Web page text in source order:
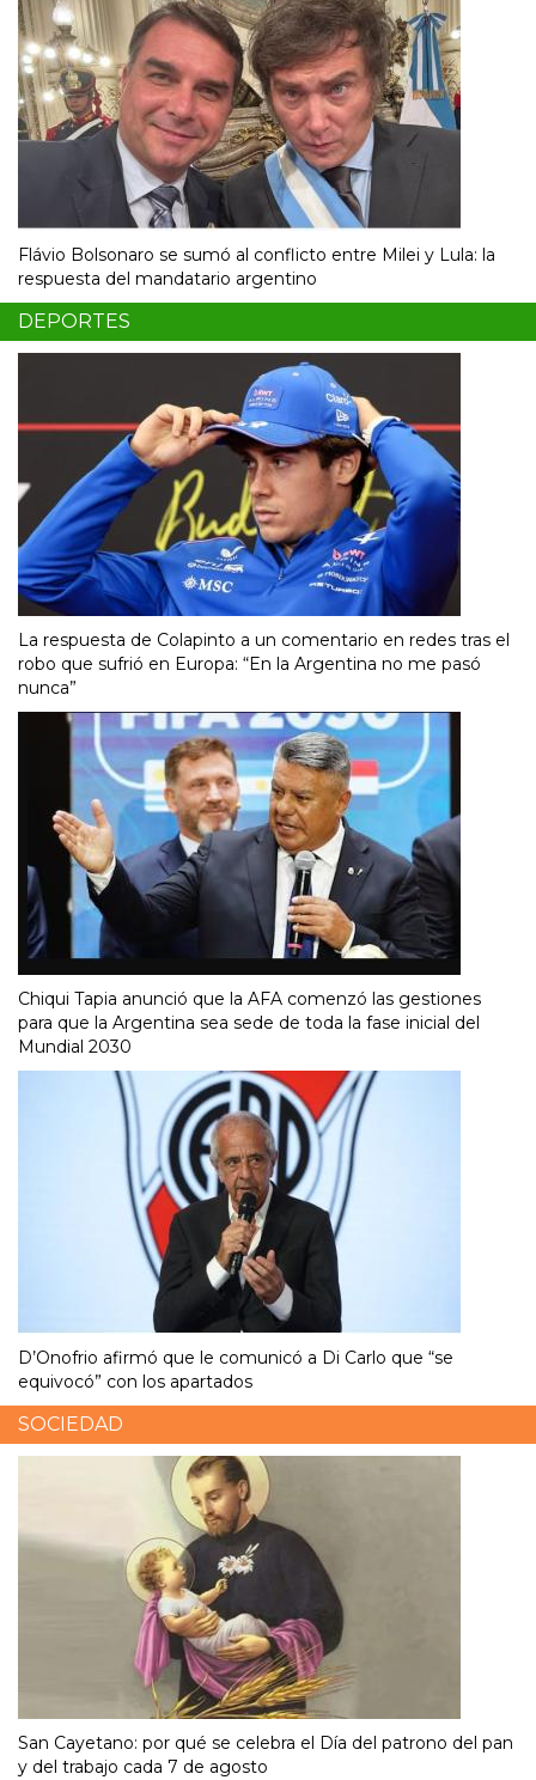
Flávio Bolsonaro se sumó al conflicto entre Milei y Lula: la
respuesta del mandatario argentino
DEPORTES
La respuesta de Colapinto a un comentario en redes tras el
robo que sufrió en Europa: “En la Argentina no me pasó
nunca”
Chiqui Tapia anunció que la AFA comenzó las gestiones
para que la Argentina sea sede de toda la fase inicial del
Mundial 2030
D’Onofrio afirmó que le comunicó a Di Carlo que “se
equivocó” con los apartados
SOCIEDAD
San Cayetano: por qué se celebra el Día del patrono del pan
y del trabajo cada 7 de agosto